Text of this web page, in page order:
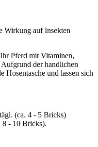
Wirkung auf Insekten
Pferd mit Vitaminen,
der handlichen
Hosentasche und lassen sich
(ca. 4 - 5 Bricks)
8 - 10 Bricks).